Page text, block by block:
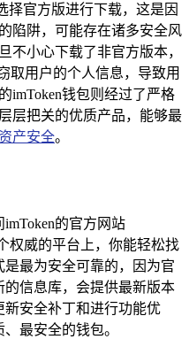
择官方版进行下载，这是因
陷阱，可能存在诸多安全风
不小心下载了非官方版本，
取用户的个人信息，导致用
imToken钱包则经过了严格
层把关的优质产品，能够最
资产安全。
的官方网站
权威的平台上，你能轻松找
最为安全可靠的，因为官
信息库，会提供最新版本
安全补丁和进行功能优
最安全的钱包。